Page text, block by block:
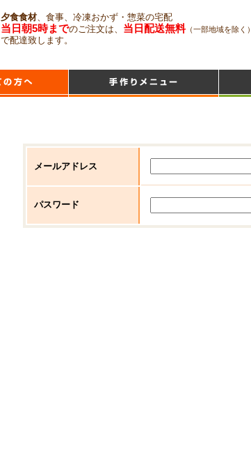
夕食食材、食事、冷凍おかず・惣菜の宅配
当日朝5時までのご注文は、 当日配送無料（一部地域を除く）
で配達致します。
メールアドレス
パスワード